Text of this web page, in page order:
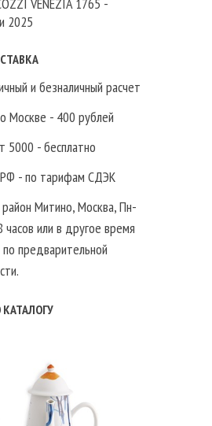
2025
и безналичный расчет
Москве - 400 рублей
5000 - бесплатно
- по тарифам СДЭК
Митино, Москва, Пн-
или в другое время
предварительной